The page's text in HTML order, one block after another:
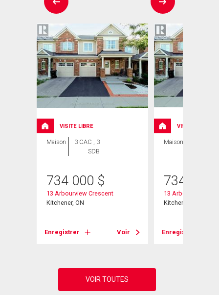
VISITE LIBRE
Maison
3 CAC , 3
SDB
734 000 $
13 Arbourview Crescent
Kitchener, ON
Enregistrer Voir
VISITE LIBRE
Maison
734 000
13 Arbourview
Kitchener, ON
Enregistrer